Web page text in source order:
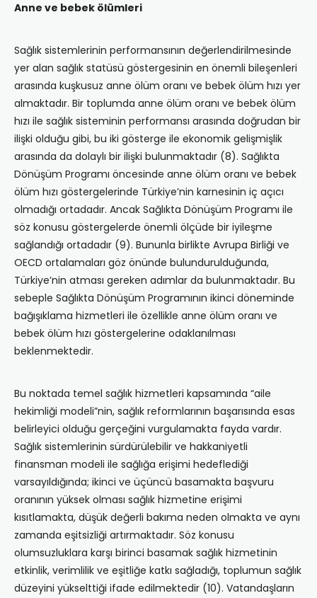
Anne ve bebek ölümleri
Sağlık sistemlerinin performansının değerlendirilmesinde
yer alan sağlık statüsü göstergesinin en önemli bileşenleri
arasında kuşkusuz anne ölüm oranı ve bebek ölüm hızı yer
almaktadır. Bir toplumda anne ölüm oranı ve bebek ölüm
hızı ile sağlık sisteminin performansı arasında doğrudan bir
ilişki olduğu gibi, bu iki gösterge ile ekonomik gelişmişlik
arasında da dolaylı bir ilişki bulunmaktadır (8). Sağlıkta
Dönüşüm Programı öncesinde anne ölüm oranı ve bebek
ölüm hızı göstergelerinde Türkiye’nin karnesinin iç açıcı
olmadığı ortadadır. Ancak Sağlıkta Dönüşüm Programı ile
söz konusu göstergelerde önemli ölçüde bir iyileşme
sağlandığı ortadadır (9). Bununla birlikte Avrupa Birliği ve
OECD ortalamaları göz önünde bulundurulduğunda,
Türkiye’nin atması gereken adımlar da bulunmaktadır. Bu
sebeple Sağlıkta Dönüşüm Programının ikinci döneminde
bağışıklama hizmetleri ile özellikle anne ölüm oranı ve
bebek ölüm hızı göstergelerine odaklanılması
beklenmektedir.
Bu noktada temel sağlık hizmetleri kapsamında “aile
hekimliği modeli”nin, sağlık reformlarının başarısında esas
belirleyici olduğu gerçeğini vurgulamakta fayda vardır.
Sağlık sistemlerinin sürdürülebilir ve hakkaniyetli
finansman modeli ile sağlığa erişimi hedeflediği
varsayıldığında; ikinci ve üçüncü basamakta başvuru
oranının yüksek olması sağlık hizmetine erişimi
kısıtlamakta, düşük değerli bakıma neden olmakta ve aynı
zamanda eşitsizliği artırmaktadır. Söz konusu
olumsuzluklara karşı birinci basamak sağlık hizmetinin
etkinlik, verimlilik ve eşitliğe katkı sağladığı, toplumun sağlık
düzeyini yükselttiği ifade edilmektedir (10). Vatandaşların